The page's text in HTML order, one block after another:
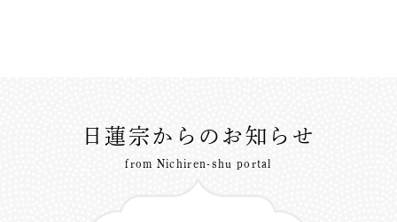
日蓮宗からのお知らせ
from Nichiren-shu portal